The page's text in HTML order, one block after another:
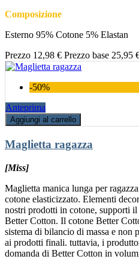
Composizione
Esterno 95% Cotone 5% Elastan
Prezzo 12,98 € Prezzo base 25,95
-50%
Anteprima
Aggiungi al carrello
Maglietta ragazza
[Miss]
Maglietta manica lunga per
cotone elasticizzato. Elementi
nostri prodotti in cotone, supporti
Better Cotton. Il cotone Better
sistema di bilancio di massa e non
ai prodotti finali. tuttavia, i
domanda di Better Cotton in